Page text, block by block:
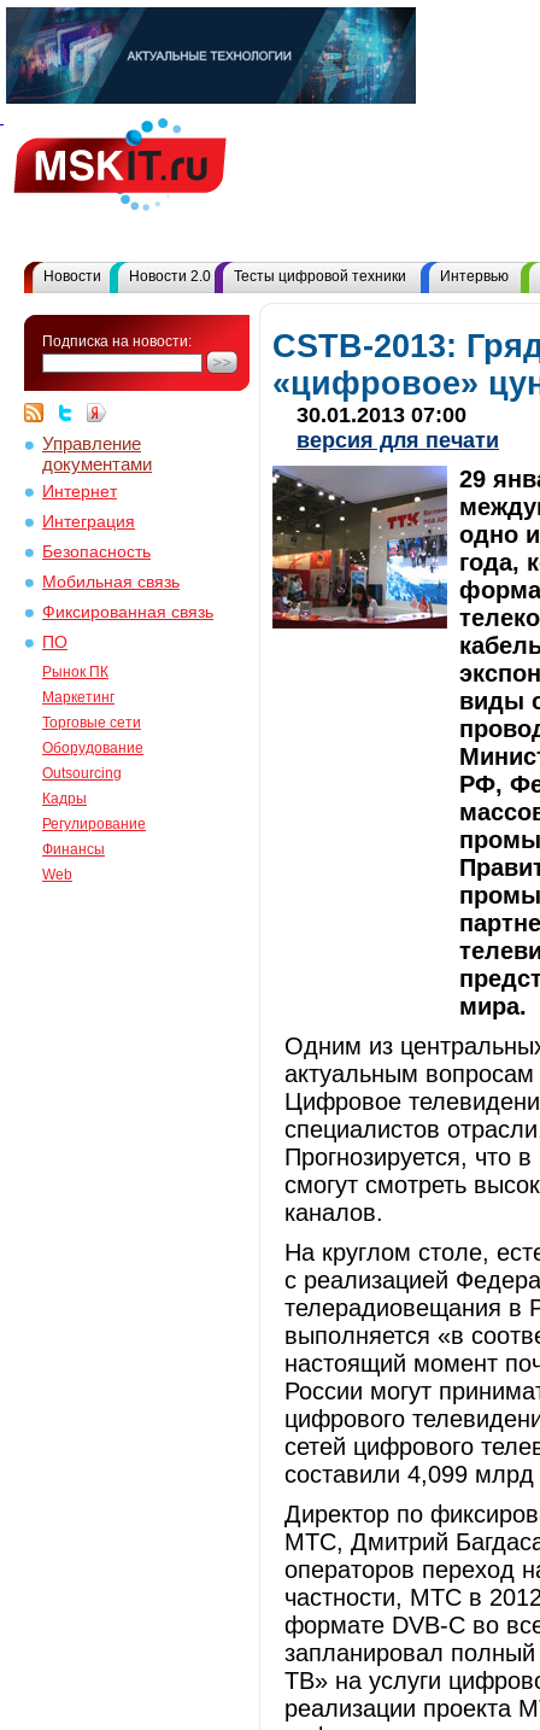
Новости Новости 2.0 Тесты цифровой техники Интервью
Подписка на новости:
Управление
документами
Интернет
Интеграция
Безопасность
Мобильная связь
Фиксированная связь
ПО
Рынок ПК
Маркетинг
Торговые сети
Оборудование
Outsourcing
Кадры
Регулирование
Финансы
Web
CSTB-2013:
«цифровое»
30.01.2013 07:00
версия для печати
29
одно
года,
виды
РФ,
мира.
Одним из
актуальным
Цифровое
специалистов
Прогнозируется, что
смогут смотреть
каналов.
На круглом столе,
с реализацией
телерадиовещания в
выполняется «в
настоящий момент
России могут
цифрового
сетей цифрового
составили 4,099 млрд
Директор по
МТС, Дмитрий
операторов переход
частности, МТС в
формате DVB-C во
запланировал
ТВ» на услуги
реализации проекта